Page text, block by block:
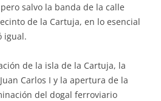
salvo la banda de la calle
de la Cartuja, en lo esencial
igual.
de la isla de la Cartuja, la
Carlos I y la apertura de la
del dogal ferroviario